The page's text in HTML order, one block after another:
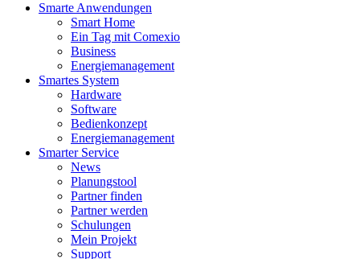
Smarte Anwendungen
Smart Home
Ein Tag mit Comexio
Business
Energiemanagement
Smartes System
Hardware
Software
Bedienkonzept
Energiemanagement
Smarter Service
News
Planungstool
Partner finden
Partner werden
Schulungen
Mein Projekt
Support